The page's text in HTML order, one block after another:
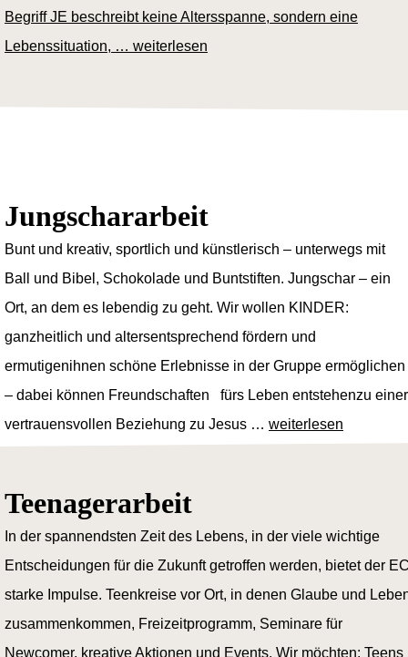
Begriff JE beschreibt keine Altersspanne, sondern eine
Lebenssituation, … weiterlesen
Jungschararbeit
Bunt und kreativ, sportlich und künstlerisch – unterwegs mit
Ball und Bibel, Schokolade und Buntstiften. Jungschar – ein
Ort, an dem es lebendig zu geht. Wir wollen KINDER:
ganzheitlich und altersentsprechend fördern und
ermutigenihnen schöne Erlebnisse in der Gruppe ermöglichen
– dabei können Freundschaften fürs Leben entstehenzu einer
vertrauensvollen Beziehung zu Jesus … weiterlesen
Teenagerarbeit
In der spannendsten Zeit des Lebens, in der viele wichtige
Entscheidungen für die Zukunft getroffen werden, bietet der
starke Impulse. Teenkreise vor Ort, in denen Glaube und
zusammenkommen, Freizeitprogramm, Seminare für
Newcomer, kreative Aktionen und Events. Wir möchten: Teens